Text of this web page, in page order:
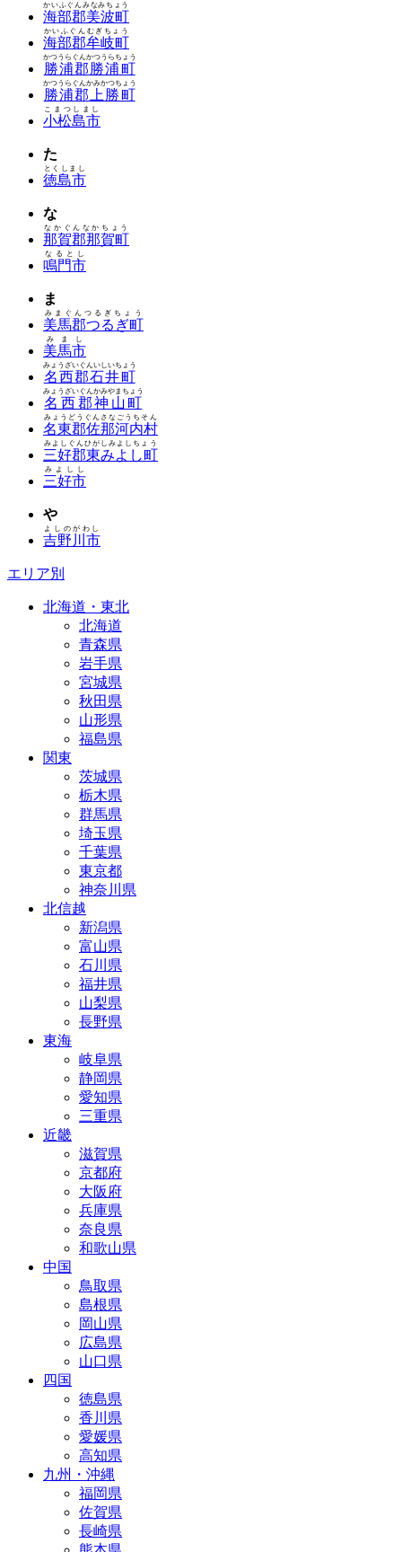
海部郡美波町
かいふぐんみなみちょう
海部郡牟岐町
かいふぐんむぎちょう
勝浦郡勝浦町
かつうらぐんかつうらちょう
勝浦郡上勝町
かつうらぐんかみかつちょう
小松島市
こまつしまし
た
徳島市
とくしまし
な
那賀郡那賀町
なかぐんなかちょう
鳴門市
なるとし
ま
美馬郡つるぎ町
みまぐんつるぎちょう
美馬市
みまし
名西郡石井町
みょうざいぐんいしいちょう
名西郡神山町
みょうざいぐんかみやまちょう
名東郡佐那河内村
みょうどうぐんさなごうちそん
三好郡東みよし町
みよしぐんひがしみよしちょう
三好市
みよしし
や
吉野川市
よしのがわし
エリア別
北海道・東北
北海道
青森県
岩手県
宮城県
秋田県
山形県
福島県
関東
茨城県
栃木県
群馬県
埼玉県
千葉県
東京都
神奈川県
北信越
新潟県
富山県
石川県
福井県
山梨県
長野県
東海
岐阜県
静岡県
愛知県
三重県
近畿
滋賀県
京都府
大阪府
兵庫県
奈良県
和歌山県
中国
鳥取県
島根県
岡山県
広島県
山口県
四国
徳島県
香川県
愛媛県
高知県
九州・沖縄
福岡県
佐賀県
長崎県